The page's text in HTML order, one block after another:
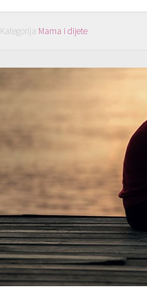
Kategorija Mama i dijete